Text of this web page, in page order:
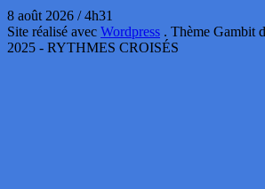
8 août 2026 / 4h31
Site réalisé avec Wordpress . Thème Gambit
2025 - RYTHMES CROISÉS